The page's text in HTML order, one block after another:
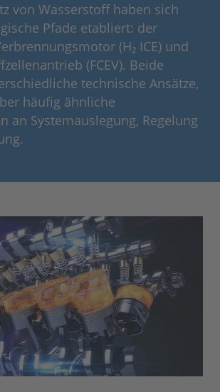
von Wasserstoff haben sich
Pfade etabliert: der
(H₂ ICE) und
(FCEV). Beide
technische Ansätze,
häufig ähnliche
an Systemauslegung, Regelung